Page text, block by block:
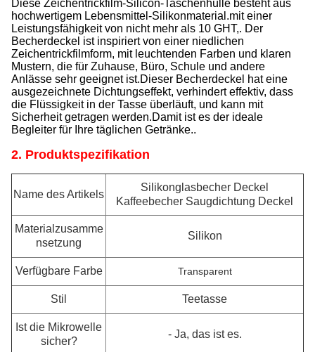
Diese Zeichentrickfilm-Silicon-Taschenhülle besteht aus
hochwertigem Lebensmittel-Silikonmaterial.mit einer
Leistungsfähigkeit von nicht mehr als 10 GHT,. Der
Becherdeckel ist inspiriert von einer niedlichen
Zeichentrickfilmform, mit leuchtenden Farben und klaren
Mustern, die für Zuhause, Büro, Schule und andere
Anlässe sehr geeignet ist.Dieser Becherdeckel hat eine
ausgezeichnete Dichtungseffekt, verhindert effektiv, dass
die Flüssigkeit in der Tasse überläuft, und kann mit
Sicherheit getragen werden.Damit ist es der ideale
Begleiter für Ihre täglichen Getränke..
2. Produktspezifikation
Name des Artikels
Silikonglasbecher Deckel
Kaffeebecher Saugdichtung Deckel
Materialzusamme
nsetzung
Silikon
Verfügbare Farbe Transparent
Stil Teetasse
Ist die Mikrowelle
sicher?
- Ja, das ist es.